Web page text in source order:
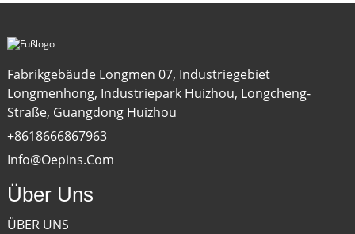
Fabrikgebäude Longmen 07, Industriegebiet
Longmenhong, Industriepark Huizhou, Longcheng-
Straße, Guangdong Huizhou
+8618666867963
Info@oepins.com
Über Uns
ÜBER UNS